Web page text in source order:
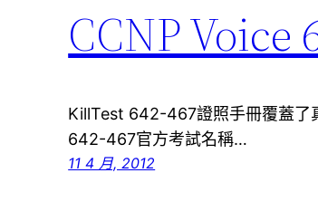
CCNP
KillTest 642-467證照手冊覆蓋了
642-467官方考試名稱…
11 4 月, 2012